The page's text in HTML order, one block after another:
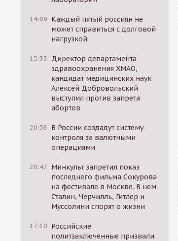
14:09 Каждый пятый россиян не
может справиться с долговой
нагрузкой
15:33
Директор департамента
здравоохранения ХМАО,
кандидат медицинских наук
Алексей Добровольский
выступил против запрета
абортов
20:58
В России создадут систему
контроля за валютными
операциями
20:47 Минкульт запретил показ
последнего фильма Сокурова
на фестивале в Москве. В нем
Сталин, Черчилль, Гитлер и
Муссолини спорят о жизни
17:10 Российские
политзаключенные призвали